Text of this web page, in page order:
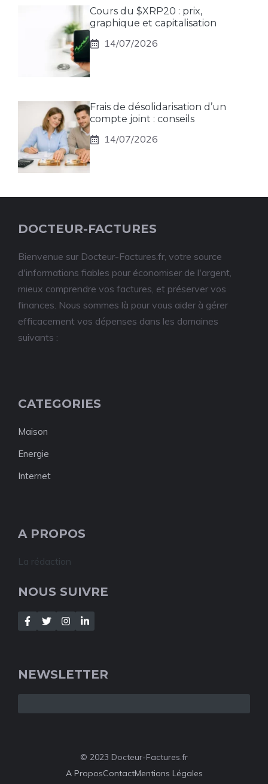
Cours du $XRP20 : prix,
graphique et capitalisation
14/07/2026
Frais de désolidarisation d’un
compte joint : conseils
14/07/2026
DOCTEUR-FACTURES
Bienvenue sur Docteur-Factures.fr, votre source
d'informations fiables pour économiser de l'argent,
mieux comprendre vos factures, et préserver vos
finances. Nous sommes là pour vous aider à gérer
efficacement vos dépenses dans les domaines
suivants :
CATEGORIES
Maison
Energie
Internet
A PROPOS
La rédaction
NOUS SUIVRE
NEWSLETTER
© 2023 Docteur-Factures.fr
A ProposContactMentions Légales